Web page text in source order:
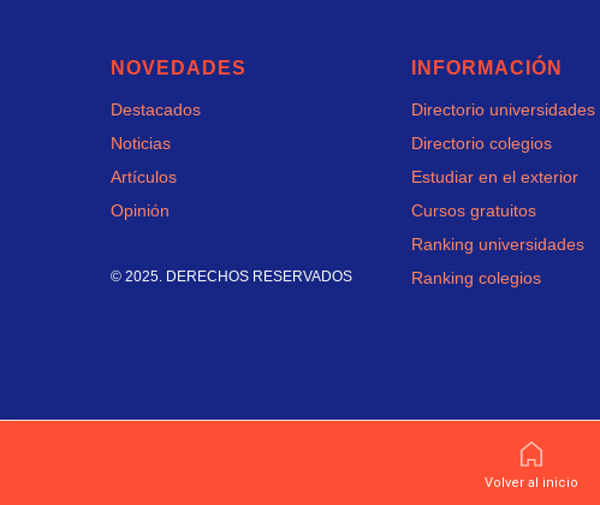
NOVEDADES
Destacados
Noticias
Artículos
Opinión
INFORMACIÓN
Directorio universidades
Directorio colegios
Estudiar en el exterior
Cursos gratuitos
Ranking universidades
Ranking colegios
© 2025. DERECHOS RESERVADOS
Volver al inicio